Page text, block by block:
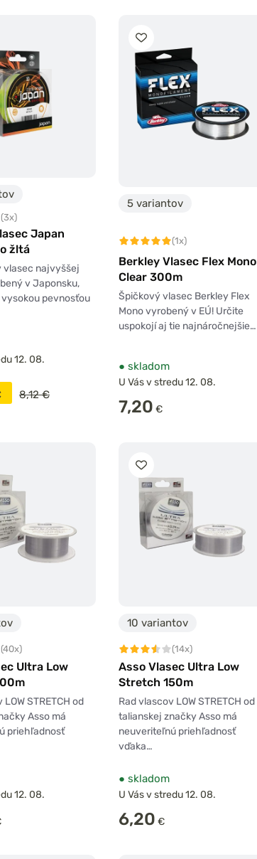
(3x)
Japan
žltá
vlasec najvyššej
v Japonsku,
pevnosťou
12. 08.
8,12 €
5 variantov
(1x)
Berkley Vlasec Flex Mono
Clear 300m
Špičkový vlasec Berkley Flex
Mono vyrobený v EÚ! Určite
uspokojí aj tie najnáročnejšie…
● skladom
U Vás v stredu 12. 08.
7,20 €
(40x)
Ultra Low
STRETCH od
Asso má
priehľadnosť
12. 08.
10 variantov
(14x)
Asso Vlasec Ultra Low
Stretch 150m
Rad vlascov LOW STRETCH od
talianskej značky Asso má
neuveriteľnú priehľadnosť
vďaka…
● skladom
U Vás v stredu 12. 08.
6,20 €